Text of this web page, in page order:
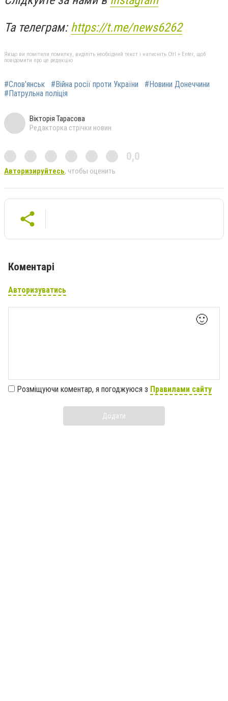
Та телеграм:https://t.me/news6262
Якщо ви помітили помилку, виділіть необхідний текст і натисніть Ctrl + Enter, щоб
повідомити про це редакцію
#Слов'янськ #Війна росії проти України
#Новини Донеччини
#Патрульна поліція
Вікторія Тарасова
Редакторка стрічки новин
0,0
Авторизируйтесь, чтобы оценить
Коментарі
Авторизуватись
🙂
Розміщуючи коментар, я погоджуюся з Правилами сайту
Додати